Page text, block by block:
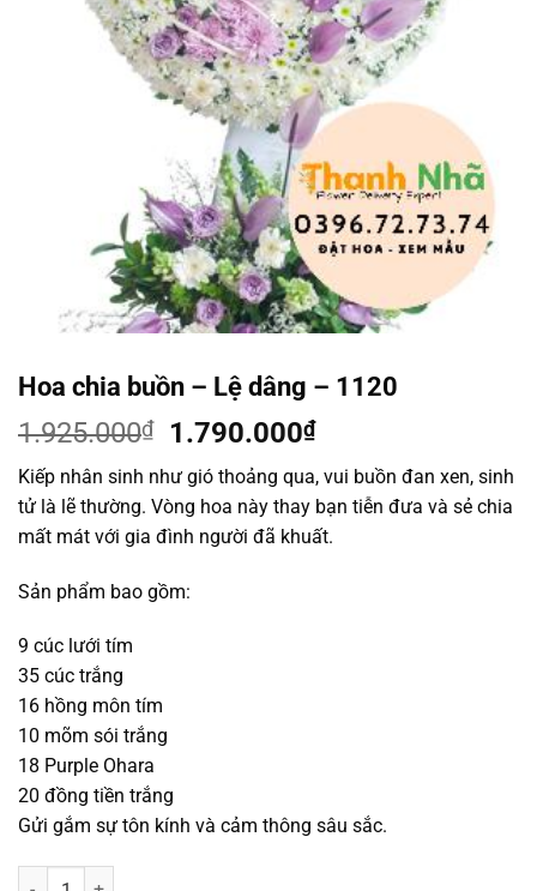
Hoa chia buồn – Lệ dâng – 1120
1.925.000₫
Giá
gốc
là:
1.925.000₫.
1.790.000₫Giá
hiện
tại
là:
1.790.000₫.
Kiếp nhân sinh như gió thoảng qua, vui buồn đan xen, sinh
tử là lẽ thường. Vòng hoa này thay bạn tiễn đưa và sẻ chia
mất mát với gia đình người đã khuất.
Sản phẩm bao gồm:
9 cúc lưới tím
35 cúc trắng
16 hồng môn tím
10 mõm sói trắng
18 Purple Ohara
20 đồng tiền trắng
Gửi gắm sự tôn kính và cảm thông sâu sắc.
Hoa chia buồn - Lệ dâng - 1120 số lượng